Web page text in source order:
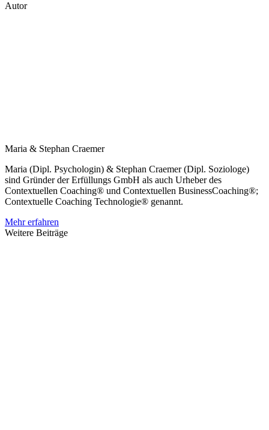
Autor
Maria & Stephan Craemer
Maria (Dipl. Psychologin) & Stephan Craemer (Dipl. Soziologe)
sind Gründer der Erfüllungs GmbH als auch Urheber des
Contextuellen Coaching® und Contextuellen BusinessCoaching®;
Contextuelle Coaching Technologie® genannt.
Mehr erfahren
Weitere Beiträge